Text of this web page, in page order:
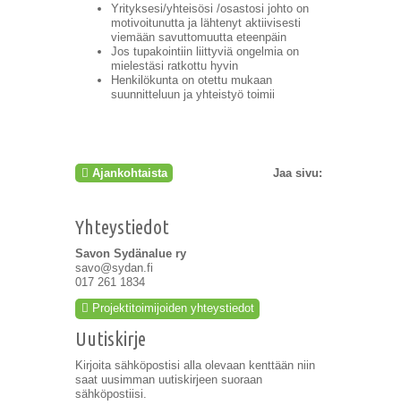
Yrityksesi/yhteisösi /osastosi johto on
motivoitunutta ja lähtenyt aktiivisesti
viemään savuttomuutta eteenpäin
Jos tupakointiin liittyviä ongelmia on
mielestäsi ratkottu hyvin
Henkilökunta on otettu mukaan
suunnitteluun ja yhteistyö toimii
Jaa sivu:
Ajankohtaista
Yhteystiedot
Savon Sydänalue ry
savo@sydan.fi
017 261 1834
Projektitoimijoiden yhteystiedot
Uutiskirje
Kirjoita sähköpostisi alla olevaan kenttään niin
saat uusimman uutiskirjeen suoraan
sähköpostiisi.